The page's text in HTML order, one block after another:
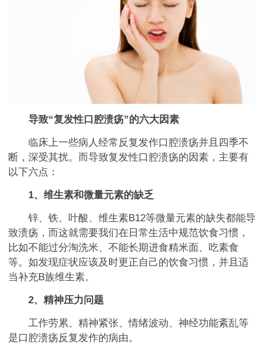
导致“复发性口腔溃疡”的六大因素
临床上一些病人经常反复发作口腔溃疡并且四季不
断，深受其扰。而导致复发性口腔溃疡的因素，主要有
以下六点：
1、维生素和微量元素的缺乏
锌、铁、叶酸、维生素B12等微量元素的缺失都能导
致溃疡，而这就需要我们在日常生活中规范饮食习惯，
比如不能过分淘洗米、不能长期进食精米面、吃素食
等。如发现症状应该及时更正自己的饮食习惯，并且适
当补充B族维生素。
2、精神压力问题
工作劳累、精神紧张、情绪波动、神经功能紊乱等
是口腔溃疡反复发作的病由。